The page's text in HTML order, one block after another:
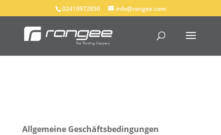
02419972850 info@rangee.com
Allgemeine Geschäftsbedingungen